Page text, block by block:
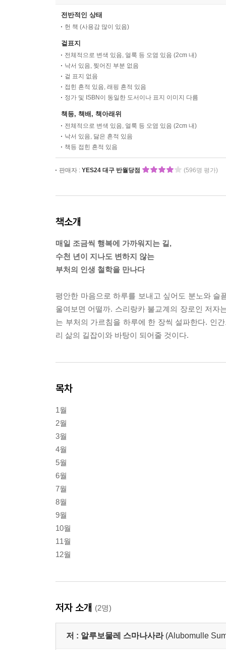
전반적인 상태
헌 책 (사용감 많이 있음)
겉표지
전체적으로 변색 있음, 얼룩 등 오염 있음 (2cm 내)
낙서 있음, 찢어진 부분 없음
겉 표지 없음
접힌 흔적 있음, 래핑 흔적 있음
정가 및 ISBN이 동일한 도서이나 표지 이미지 다름
책등, 책배, 책아래위
전체적으로 변색 있음, 얼룩 등 오염 있음 (2cm 내)
낙서 있음, 닳은 흔적 있음
책등 접힌 흔적 있음
판매자 : YES24 대구 반월당점 (596명 평가)
책소개
매일 조금씩 행복에 가까워지는 길,
수천 년이 지나도 변하지 않는
부처의 인생 철학을 만나다
평안한 마음으로 하루를 보내고 싶어도 분노와
울여보면 어떨까. 스리랑카 불교계의 장로인 저자
는 부처의 가르침을 하루에 한 장씩 설파한다. 인
리 삶의 길잡이와 바탕이 되어줄 것이다.
목차
1월
2월
3월
4월
5월
6월
7월
8월
9월
10월
11월
12월
저자 소개 (2명)
저 : 알루보물레 스마나사라 (Alubomulle